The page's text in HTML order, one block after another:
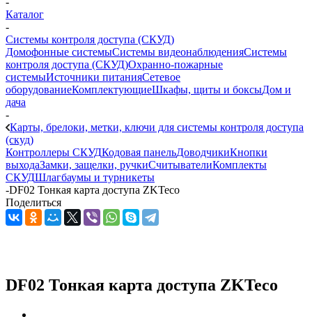
Каталог
-
Системы контроля доступа (СКУД)
Домофонные системыСистемы видеонаблюденияСистемы
контроля доступа (СКУД)Охранно-пожарные
системыИсточники питанияСетевое
оборудованиеКомплектующиеШкафы, щиты и боксыДом и
дача
-
Карты, брелоки, метки, ключи для системы контроля доступа
(скуд)
Контроллеры СКУДКодовая панельДоводчикиКнопки
выходаЗамки, защелки, ручкиСчитывателиКомплекты
СКУДШлагбаумы и турникеты
-DF02 Тонкая карта доступа ZKTeco
Поделиться
DF02 Тонкая карта доступа ZKTeco